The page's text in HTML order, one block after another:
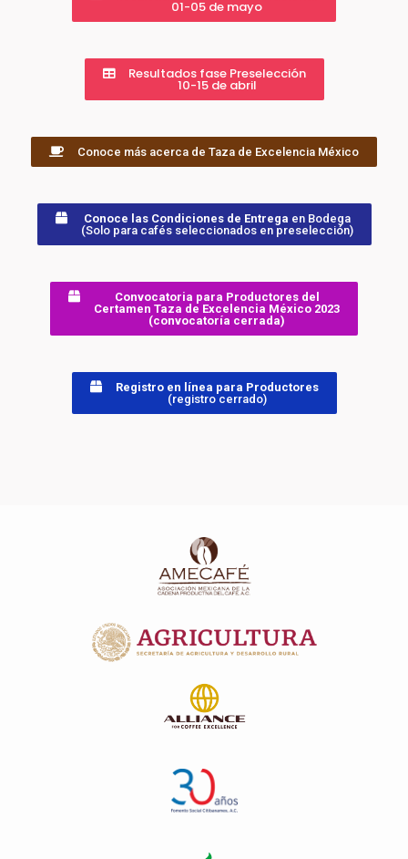
01-05 de mayo
Resultados fase Preselección
10-15 de abril
Conoce más acerca de Taza de Excelencia México
Conoce las Condiciones de Entrega en Bodega
(Solo para cafés seleccionados en preselección)
Convocatoria para Productores del
Certamen Taza de Excelencia México 2023
(convocatoría cerrada)
Registro en línea para Productores
(registro cerrado)